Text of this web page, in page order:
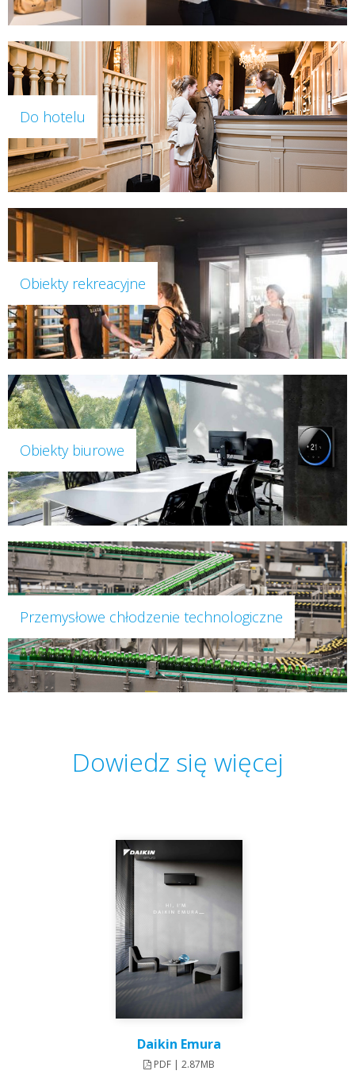
Do hotelu
Obiekty rekreacyjne
Obiekty biurowe
Przemysłowe chłodzenie technologiczne
Dowiedz się więcej
Daikin Emura
PDF | 2.87MB